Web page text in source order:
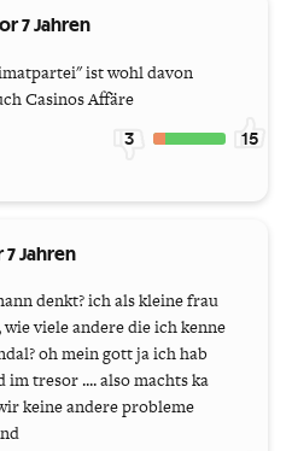
7 Jahren
ist wohl davon
Casinos Affäre
3 15
7 Jahren
denkt? ich als kleine frau
viele andere die ich kenne
oh mein gott ja ich hab
tresor .... also machts ka
keine andere probleme